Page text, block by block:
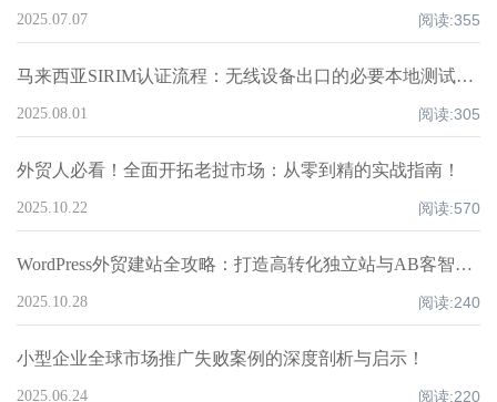
2025.07.07 阅读:355
马来西亚SIRIM认证流程：无线设备出口的必要本地测试策略
2025.08.01 阅读:305
外贸人必看！全面开拓老挝市场：从零到精的实战指南！
2025.10.22 阅读:570
WordPress外贸建站全攻略：打造高转化独立站与AB客智能获客
2025.10.28 阅读:240
小型企业全球市场推广失败案例的深度剖析与启示！
2025.06.24 阅读:220